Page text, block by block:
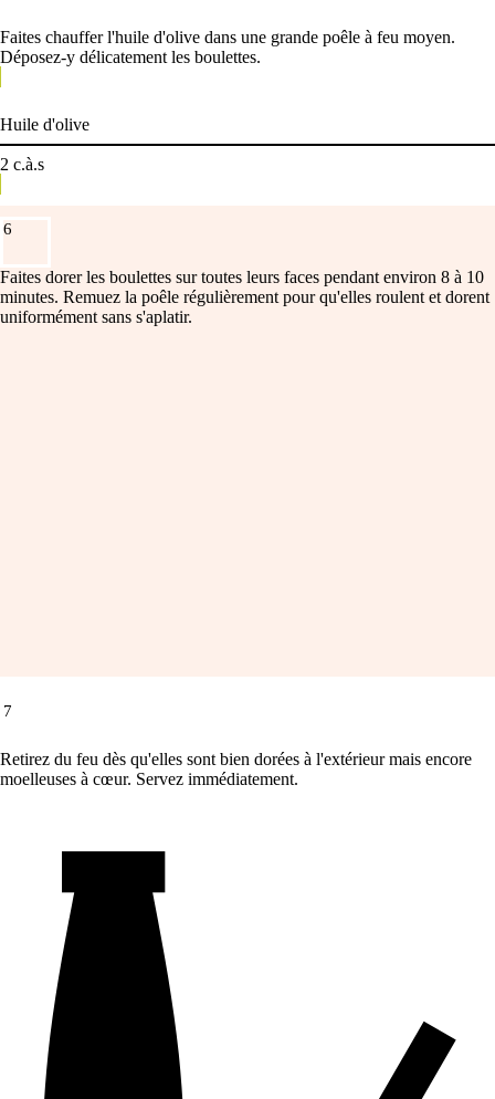
Faites chauffer l'huile d'olive dans une grande poêle à feu moyen.
Déposez-y délicatement les boulettes.
Huile d'olive
2 c.à.s
6
Faites dorer les boulettes sur toutes leurs faces pendant environ 8 à 10
minutes. Remuez la poêle régulièrement pour qu'elles roulent et dorent
uniformément sans s'aplatir.
7
Retirez du feu dès qu'elles sont bien dorées à l'extérieur mais encore
moelleuses à cœur. Servez immédiatement.